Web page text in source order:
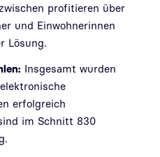
profitieren über
und Einwohnerinnen
Lösung.
Insgesamt wurden
erfolgreich
im Schnitt 830